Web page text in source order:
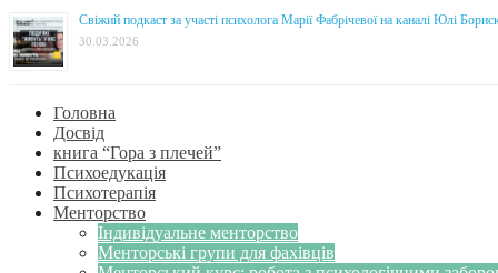
Свіжий подкаст за участі психолога Марії Фабрічевої на каналі Юлі
30.03.2026
Головна
Досвід
книга “Гора з плечей”
Психоедукація
Психотерапія
Менторство
Індивідуальне менторство
Менторські групи для фахівців